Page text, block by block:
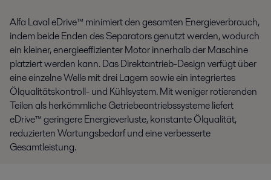
Alfa Laval eDrive™ minimiert den gesamten Energieverbrauch,
indem beide Enden des Separators genutzt werden, wodurch
ein kleiner, energieeffizienter Motor innerhalb der Maschine
platziert werden kann. Das Direktantrieb-Design verfügt über
eine einzelne Welle mit drei Lagern sowie ein integriertes
Ölqualitätskontroll- und Kühlsystem. Mit weniger rotierenden
Teilen als herkömmliche Getriebeantriebssysteme liefert
eDrive™ geringere Energieverluste, konstante Ölqualität,
reduzierten Wartungsbedarf und eine verbesserte
Gesamtleistung.